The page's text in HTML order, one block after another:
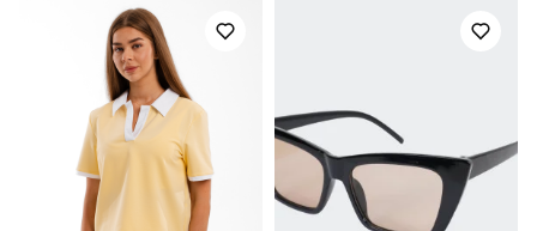
Призначення для повсякденного носіння
повсякденний